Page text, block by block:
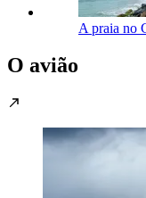
A praia no
O avião